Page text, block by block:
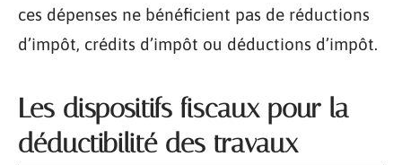
ces dépenses ne bénéficient pas de réductions
d’impôt, crédits d’impôt ou déductions d’impôt.
Les dispositifs fiscaux pour la
déductibilité des travaux